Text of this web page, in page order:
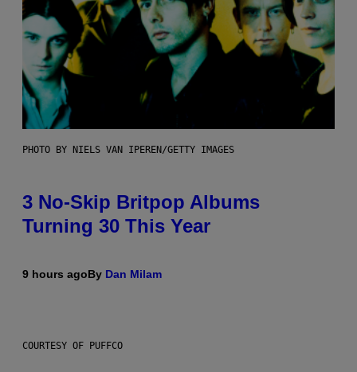
PHOTO BY NIELS VAN IPEREN/GETTY IMAGES
3 No-Skip Britpop Albums
Turning 30 This Year
9 hours agoBy Dan Milam
COURTESY OF PUFFCO